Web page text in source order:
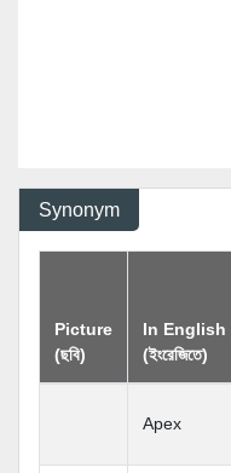
Synonym
Picture
(ছবি)
In English
(ইংরেজিতে)
Apex